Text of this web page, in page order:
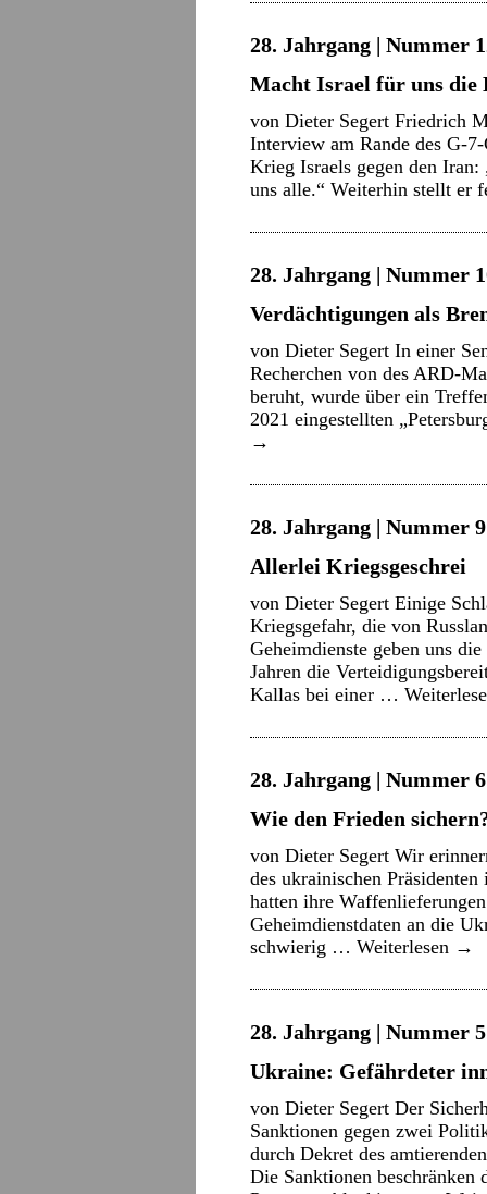
28. Jahrgang | Nummer
Macht Israel für uns die
von Dieter Segert Friedrich
Interview am Rande des G-
Krieg Israels gegen den
uns alle.“ Weiterhin stellt
28. Jahrgang | Nummer
Verdächtigungen als
von Dieter Segert In einer
Recherchen von des ARD-
beruht, wurde über ein
2021 eingestellten
→
28. Jahrgang | Nummer
Allerlei Kriegsgeschrei
von Dieter Segert Einige
Kriegsgefahr, die von
Geheimdienste geben uns
Jahren die
Kallas bei einer …
28. Jahrgang | Nummer
Wie den Frieden
von Dieter Segert Wir
des ukrainischen
hatten ihre
Geheimdienstdaten an die
schwierig … Weiterlesen →
28. Jahrgang | Nummer
Ukraine: Gefährdeter
von Dieter Segert Der
Sanktionen gegen zwei
durch Dekret des
Die Sanktionen